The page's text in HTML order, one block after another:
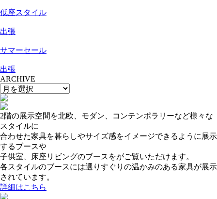
低座スタイル
出張
サマーセール
出張
ARCHIVE
2階の展示空間を北欧、モダン、コンテンポラリーなど様々な
スタイルに
合わせた家具を暮らしやサイズ感をイメージできるように展示
するブースや
子供室、床座リビングのブースをがご覧いただけます。
各スタイルのブースには選りすぐりの温かみのある家具が展示
されています。
詳細はこちら